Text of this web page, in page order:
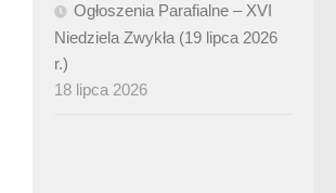
Ogłoszenia Parafialne – XVI
Niedziela Zwykła (19 lipca 2026
r.)
18 lipca 2026